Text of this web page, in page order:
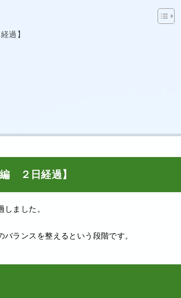
過】
２日経過】
ました。
ランスを整えるという段階です。